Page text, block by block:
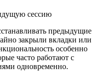
предыдущие
закрыли вкладки или
особенно
часто работают с
одновременно.